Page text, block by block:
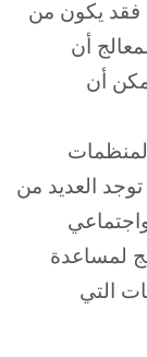
فقد يكون من
أن
أن
العديد من
لمساعدة
التي